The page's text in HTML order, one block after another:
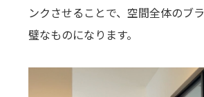
ンクさせることで、空間全体のブ
璧なものになります。